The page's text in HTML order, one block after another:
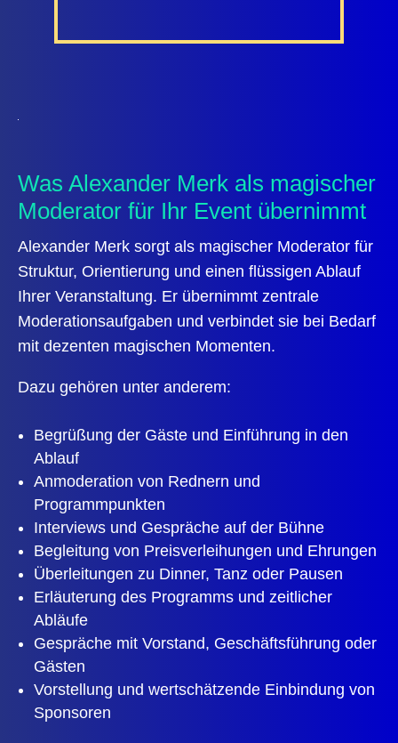
Was Alexander Merk als magischer
Moderator für Ihr Event übernimmt
Alexander Merk sorgt als magischer Moderator für
Struktur, Orientierung und einen flüssigen Ablauf
Ihrer Veranstaltung. Er übernimmt zentrale
Moderationsaufgaben und verbindet sie bei Bedarf
mit dezenten magischen Momenten.
Dazu gehören unter anderem:
Begrüßung der Gäste und Einführung in den
Ablauf
Anmoderation von Rednern und
Programmpunkten
Interviews und Gespräche auf der Bühne
Begleitung von Preisverleihungen und Ehrungen
Überleitungen zu Dinner, Tanz oder Pausen
Erläuterung des Programms und zeitlicher
Abläufe
Gespräche mit Vorstand, Geschäftsführung oder
Gästen
Vorstellung und wertschätzende Einbindung von
Sponsoren